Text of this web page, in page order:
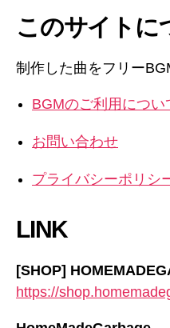
このサイトに
制作した曲をフリー
BGMのご利用につい
お問い合わせ
プライバシーポリシ
LINK
[SHOP]
https://